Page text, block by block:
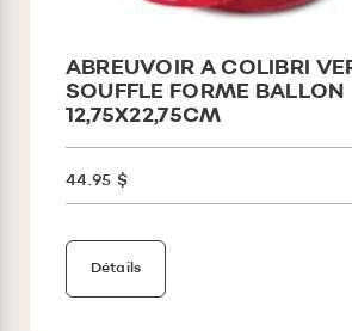
ABREUVOIR A COLIBRI
SOUFFLE FORME BALLON
12,75X22,75CM
44.95 $
Détails